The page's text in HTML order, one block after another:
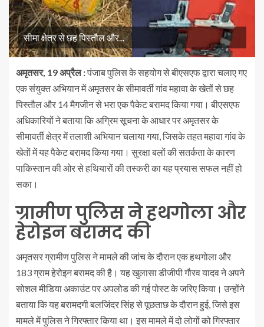
सीमा क्षेत्र से छह पिस्तौल और...
अमृतसर, 19 अप्रैल :पंजाब पुलिस के सहयोग से बीएसएफ द्वारा चलाए गए
एक संयुक्त अभियान में अमृतसर के सीमावर्ती गांव महावा के खेतों से छह
पिस्तौल और 14 मैगजीन से भरा एक पैकेट बरामद किया गया। बीएसएफ
अधिकारियों ने बताया कि अग्रिम सूचना के आधार पर अमृतसर के
सीमावर्ती क्षेत्र में तलाशी अभियान चलाया गया, जिसके तहत महावा गांव के
खेतों में यह पैकेट बरामद किया गया। सुरक्षा बलों की सतर्कता के कारण
पाकिस्तान की ओर से हथियारों की तस्करी का यह प्रयास सफल नहीं हो
सका।
ग्रामीण पुलिस ने हथगोला और
हेरोइन बरामद की
अमृतसर ग्रामीण पुलिस ने मामले की जांच के दौरान एक हथगोला और
183 ग्राम हेरोइन बरामद की है। यह खुलासा डीजीपी गौरव यादव ने अपने
सोशल मीडिया अकाउंट पर अपलोड की गई पोस्ट के जरिए किया। उन्होंने
बताया कि यह बरामदगी बलजिंदर सिंह से पूछताछ के दौरान हुई, जिसे इस
मामले में पुलिस ने गिरफ्तार किया था। इस मामले में दो लोगों को गिरफ्तार